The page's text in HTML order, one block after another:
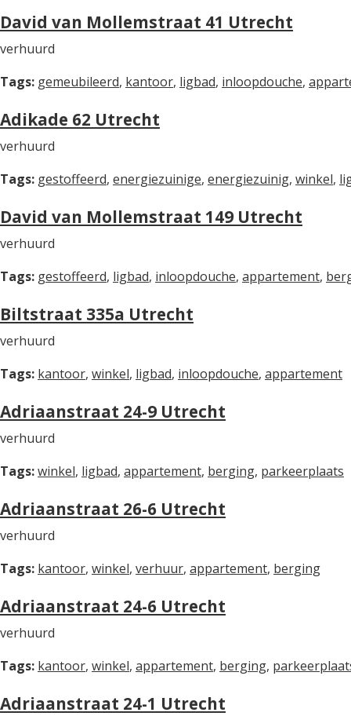
David van Mollemstraat 41 Utrecht
verhuurd
Tags: gemeubileerd, kantoor, ligbad, inloopdouche,
Adikade 62 Utrecht
verhuurd
Tags: gestoffeerd, energiezuinige, energiezuinig, winkel,
David van Mollemstraat 149 Utrecht
verhuurd
Tags: gestoffeerd, ligbad, inloopdouche, appartement,
Biltstraat 335a Utrecht
verhuurd
Tags: kantoor, winkel, ligbad, inloopdouche, appartement
Adriaanstraat 24-9 Utrecht
verhuurd
Tags:winkel, ligbad, appartement, berging, parkeerplaats
Adriaanstraat 26-6 Utrecht
verhuurd
Tags: kantoor, winkel, verhuur, appartement, berging
Adriaanstraat 24-6 Utrecht
verhuurd
Tags: kantoor, winkel, appartement, berging,
Adriaanstraat 24-1 Utrecht